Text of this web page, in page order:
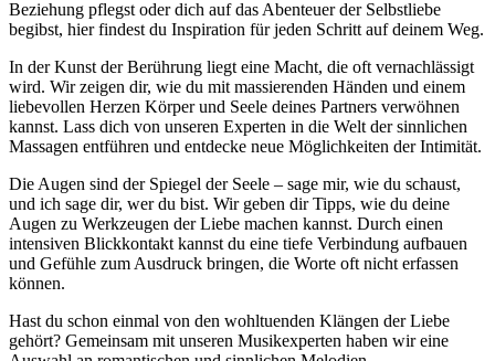
Beziehung pflegst oder dich auf das Abenteuer der Selbstliebe
begibst, hier findest du Inspiration für jeden Schritt auf deinem Weg.
In der Kunst der Berührung liegt eine Macht, die oft vernachlässigt
wird. Wir zeigen dir, wie du mit massierenden Händen und einem
liebevollen Herzen Körper und Seele deines Partners verwöhnen
kannst. Lass dich von unseren Experten in die Welt der sinnlichen
Massagen entführen und entdecke neue Möglichkeiten der Intimität.
Die Augen sind der Spiegel der Seele – sage mir, wie du schaust,
und ich sage dir, wer du bist. Wir geben dir Tipps, wie du deine
Augen zu Werkzeugen der Liebe machen kannst. Durch einen
intensiven Blickkontakt kannst du eine tiefe Verbindung aufbauen
und Gefühle zum Ausdruck bringen, die Worte oft nicht erfassen
können.
Hast du schon einmal von den wohltuenden Klängen der Liebe
gehört? Gemeinsam mit unseren Musikexperten haben wir eine